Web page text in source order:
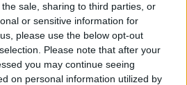
sale, sharing to third parties, or
or sensitive information for
please use the below opt-out
Please note that after your
you may continue seeing
on personal information utilized by
La inmensa mayoría
del régimen sirio ahora
estarán dispuestos a
los peores